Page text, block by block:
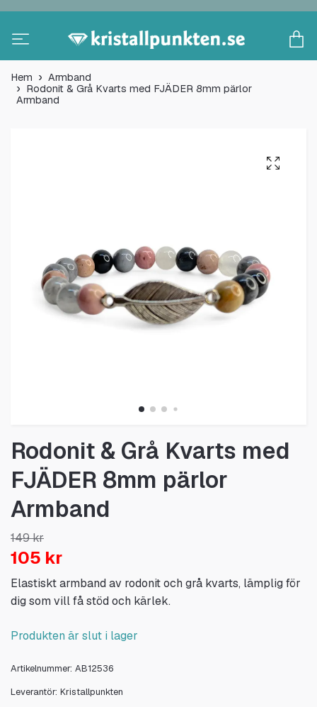
Hem
Armband
Rodonit & Grå Kvarts med FJÄDER 8mm pärlor
Armband
Rodonit & Grå Kvarts med
FJÄDER 8mm pärlor
Armband
149 kr
105 kr
Elastiskt armband av rodonit och grå kvarts, lämplig för
dig som vill få stöd och kärlek.
Produkten är slut i lager
Artikelnummer: AB12536
Leverantör: Kristallpunkten